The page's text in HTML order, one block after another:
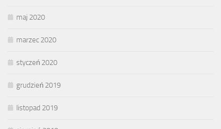
maj 2020
marzec 2020
styczeń 2020
grudzień 2019
listopad 2019